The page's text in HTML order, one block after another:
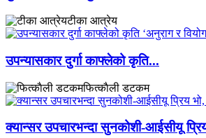
टीका आत्रेय
उपन्यासकार दुर्गा काफ्लेको कृति...
फित्काैली डटकम
​क्यान्सर उपचारभन्दा सुनकोशी-आईसीयू